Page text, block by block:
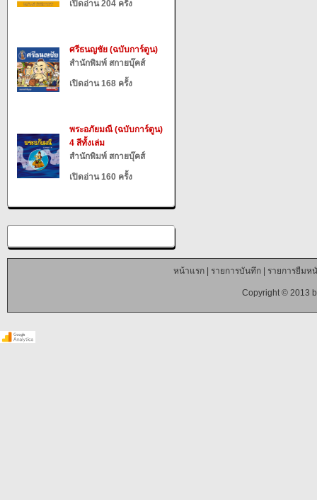
เปิดอ่าน 204 ครั้ง
ศรีธนญชัย (ฉบับการ์ตูน)
สำนักพิมพ์ สกายบุ๊คส์
เปิดอ่าน 168 ครั้ง
พระอภัยมณี (ฉบับการ์ตูน)
4 สีทั้งเล่ม
สำนักพิมพ์ สกายบุ๊คส์
เปิดอ่าน 160 ครั้ง
หน้าแรก| รายการบันทึก| รายการยืมห
Copyright © 2013